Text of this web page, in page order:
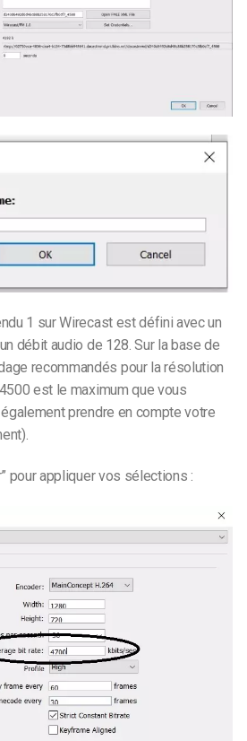
1 sur Wirecast est défini avec un
débit audio de 128. Sur la base de
recommandés pour la résolution
est le maximum que vous
prendre en compte votre
pour appliquer vos sélections :